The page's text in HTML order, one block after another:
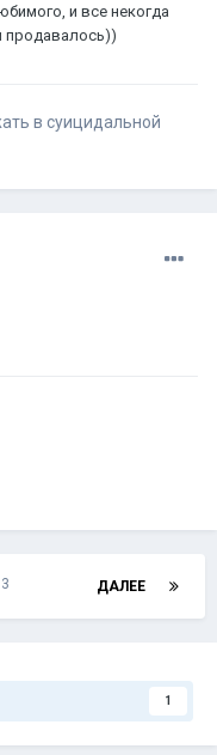
и все некогда
продавалось))
в суицидальной
ДАЛЕЕ
1